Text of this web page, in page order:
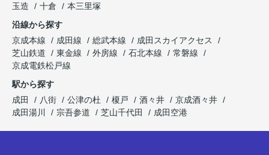
玉造
十倉
本三里塚
沿線から探す
京成本線
成田線 総武本線
成田スカイアクセス
芝山鉄道
東金線 外房線 石北本線
常磐線
京成電鉄松戸線
駅から探す
成田
八街 公津の杜 榎戸 酒々井
京成酒々井
成田湯川
宗吾参道 芝山千代田 成田空港